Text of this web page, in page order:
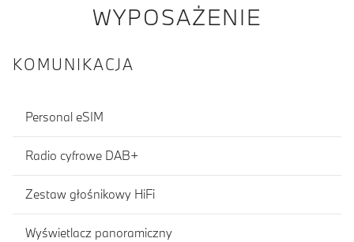
WYPOSAŻENIE
KOMUNIKACJA
Personal eSIM
Radio cyfrowe DAB+
Zestaw głośnikowy HiFi
Wyświetlacz panoramiczny